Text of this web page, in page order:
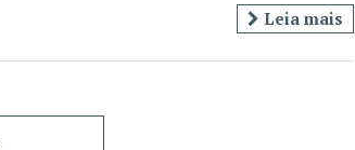
Leia mais